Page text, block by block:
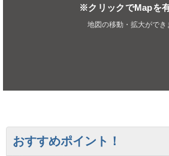
※クリックでMapを
地図の移動・拡大ができ
おすすめポイント！